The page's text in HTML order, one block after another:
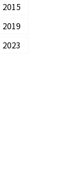
2015
2019
2023